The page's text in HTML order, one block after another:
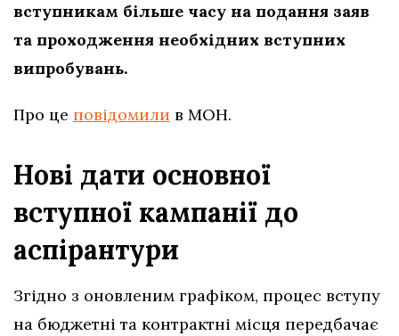
вступникам більше часу на подання заяв
та проходження необхідних вступних
випробувань.
Про це повідомили в МОН.
Нові дати основної
вступної кампанії до
аспірантури
Згідно з оновленим графіком, процес вступу
на бюджетні та контрактні місця передбачає